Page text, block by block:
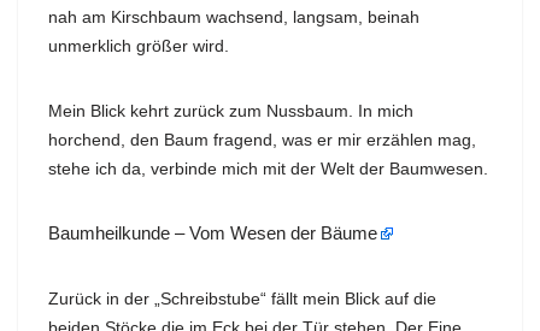
nah am Kirschbaum wachsend, langsam, beinah
unmerklich größer wird.
Mein Blick kehrt zurück zum Nussbaum. In mich
horchend, den Baum fragend, was er mir erzählen mag,
stehe ich da, verbinde mich mit der Welt der Baumwesen.
Baumheilkunde – Vom Wesen der Bäume
Zurück in der „Schreibstube“ fällt mein Blick auf die